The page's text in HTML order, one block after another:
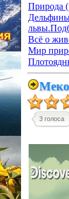
Природа
Всё о
Мир
3 голоса